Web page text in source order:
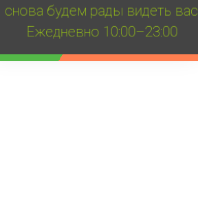
снова будем рады видеть вас:
Ежедневно 10:00–23:00